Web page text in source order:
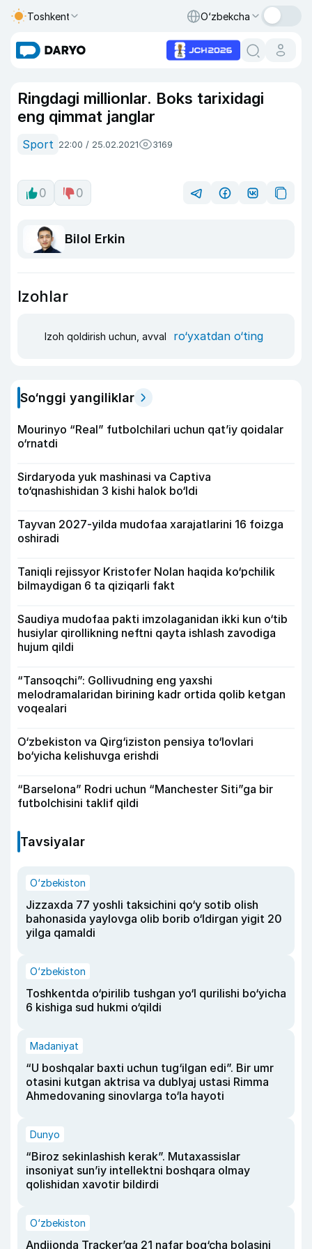
Toshkent O‘zbekcha
Ringdagi millionlar. Boks tarixidagi
eng qimmat janglar
Sport 22:00 / 25.02.2021 3169
0 0
Bilol Erkin
Izohlar
Izoh qoldirish uchun, avval ro‘yxatdan o‘ting
So‘nggi yangiliklar
Mourinyo “Real” futbolchilari uchun qat’iy qoidalar
o‘rnatdi
Sirdaryoda yuk mashinasi va Captiva
to‘qnashishidan 3 kishi halok bo‘ldi
Tayvan 2027-yilda mudofaa xarajatlarini 16 foizga
oshiradi
Taniqli rejissyor Kristofer Nolan haqida ko‘pchilik
bilmaydigan 6 ta qiziqarli fakt
Saudiya mudofaa pakti imzolaganidan ikki kun o‘tib
husiylar qirollikning neftni qayta ishlash zavodiga
hujum qildi
“Tansoqchi”: Gollivudning eng yaxshi
melodramalaridan birining kadr ortida qolib ketgan
voqealari
O‘zbekiston va Qirg‘iziston pensiya to‘lovlari
bo‘yicha kelishuvga erishdi
“Barselona” Rodri uchun “Manchester Siti”ga bir
futbolchisini taklif qildi
Tavsiyalar
O‘zbekiston
Jizzaxda 77 yoshli taksichini qo‘y sotib olish
bahonasida yaylovga olib borib o‘ldirgan yigit 20
yilga qamaldi
O‘zbekiston
Toshkentda o‘pirilib tushgan yo‘l qurilishi bo‘yicha
6 kishiga sud hukmi o‘qildi
Madaniyat
“U boshqalar baxti uchun tug‘ilgan edi”. Bir umr
otasini kutgan aktrisa va dublyaj ustasi Rimma
Ahmedovaning sinovlarga to‘la hayoti
Dunyo
“Biroz sekinlashish kerak”. Mutaxassislar
insoniyat sun’iy intellektni boshqara olmay
qolishidan xavotir bildirdi
O‘zbekiston
Andijonda Tracker’ga 21 nafar bog‘cha bolasini